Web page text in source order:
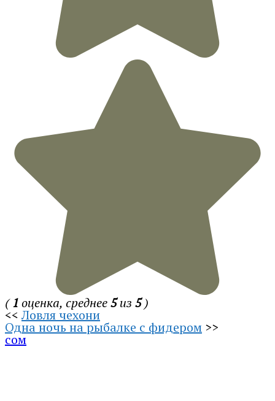
(1оценка, среднее5из 5)
<<Ловля чехони
Одна ночь на рыбалке с фидером >>
сом